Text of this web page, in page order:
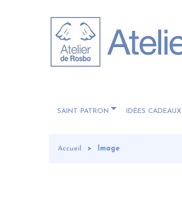
SAINT PATRON IDÉES CADEAUX
Accueil Image